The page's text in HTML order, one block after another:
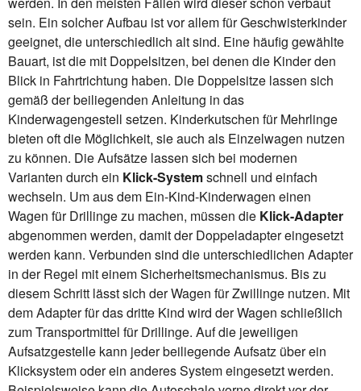
sein. Ein solcher Aufbau ist vor allem für Geschwisterkinder
geeignet, die unterschiedlich alt sind. Eine häufig gewählte
Bauart, ist die mit Doppelsitzen, bei denen die Kinder den
Blick in Fahrtrichtung haben. Die Doppelsitze lassen sich
gemäß der beiliegenden Anleitung in das
Kinderwagengestell setzen. Kinderkutschen für Mehrlinge
bieten oft die Möglichkeit, sie auch als Einzelwagen nutzen
zu können. Die Aufsätze lassen sich bei modernen
Varianten durch ein Klick-Systemschnell und einfach
wechseln. Um aus dem Ein-Kind-Kinderwagen einen
Wagen für Drillinge zu machen, müssen die Klick-Adapter
abgenommen werden, damit der Doppeladapter eingesetzt
werden kann. Verbunden sind die unterschiedlichen Adapter
in der Regel mit einem Sicherheitsmechanismus. Bis zu
diesem Schritt lässt sich der Wagen für Zwillinge nutzen. Mit
dem Adapter für das dritte Kind wird der Wagen schließlich
zum Transportmittel für Drillinge. Auf die jeweiligen
Aufsatzgestelle kann jeder beiliegende Aufsatz über ein
Klicksystem oder ein anderes System eingesetzt werden.